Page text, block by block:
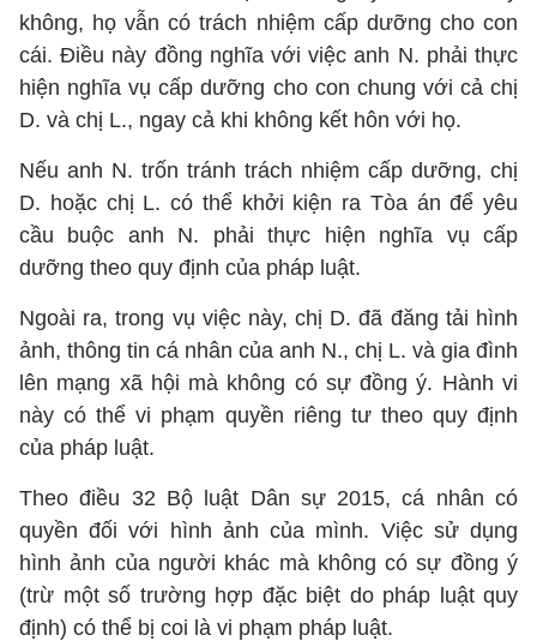
không, họ vẫn có trách nhiệm cấp dưỡng cho con
cái. Điều này đồng nghĩa với việc anh N. phải thực
hiện nghĩa vụ cấp dưỡng cho con chung với cả chị
D. và chị L., ngay cả khi không kết hôn với họ.
Nếu anh N. trốn tránh trách nhiệm cấp dưỡng, chị
D. hoặc chị L. có thể khởi kiện ra Tòa án để yêu
cầu buộc anh N. phải thực hiện nghĩa vụ cấp
dưỡng theo quy định của pháp luật.
Ngoài ra, trong vụ việc này, chị D. đã đăng tải hình
ảnh, thông tin cá nhân của anh N., chị L. và gia đình
lên mạng xã hội mà không có sự đồng ý. Hành vi
này có thể vi phạm quyền riêng tư theo quy định
của pháp luật.
Theo điều 32 Bộ luật Dân sự 2015, cá nhân có
quyền đối với hình ảnh của mình. Việc sử dụng
hình ảnh của người khác mà không có sự đồng ý
(trừ một số trường hợp đặc biệt do pháp luật quy
định) có thể bị coi là vi phạm pháp luật.